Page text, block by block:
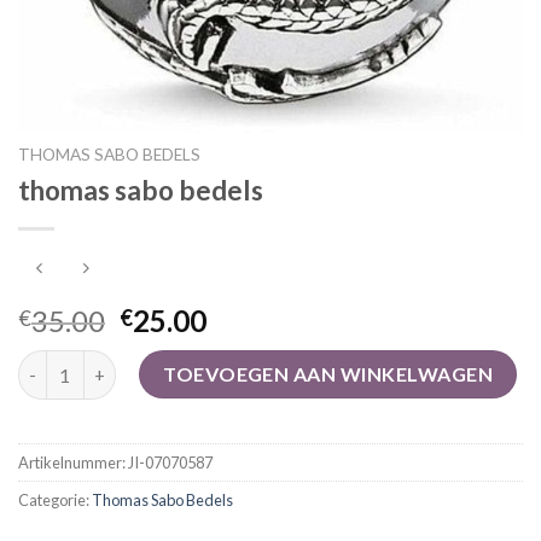
THOMAS SABO BEDELS
thomas sabo bedels
€35.00 €25.00
thomas sabo bedels aantalTOEVOEGEN AAN WINKELWAGEN
Artikelnummer:JI-07070587
Categorie:Thomas Sabo Bedels